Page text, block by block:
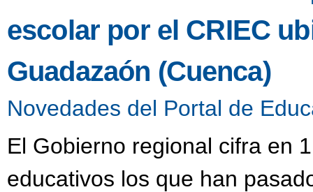
escolar por el CRIEC
Guadazaón (Cuenca)
Novedades del Portal de
El Gobierno regional cifra en
educativos los que han